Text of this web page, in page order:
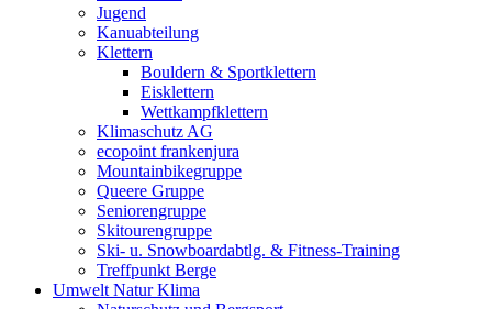
Jugend
Kanuabteilung
Klettern
Bouldern & Sportklettern
Eisklettern
Wettkampfklettern
Klimaschutz AG
ecopoint frankenjura
Mountainbikegruppe
Queere Gruppe
Seniorengruppe
Skitourengruppe
Ski- u. Snowboardabtlg. & Fitness-Training
Treffpunkt Berge
Umwelt Natur Klima